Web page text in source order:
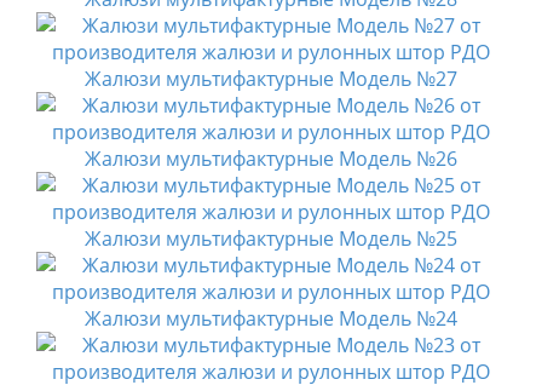
Жалюзи мультифактурные Модель №27
Жалюзи мультифактурные Модель №26
Жалюзи мультифактурные Модель №25
Жалюзи мультифактурные Модель №24